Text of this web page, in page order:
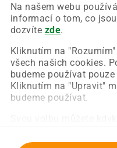
Na našem webu
informací o tom, co
dozvíte zde.
Kliknutím na
všech našich cookies.
budeme používat
Kliknutím na "Upravit"
budeme používat.
Chyba nastala na
Zkuste prosím znovu
Obnovit stránku